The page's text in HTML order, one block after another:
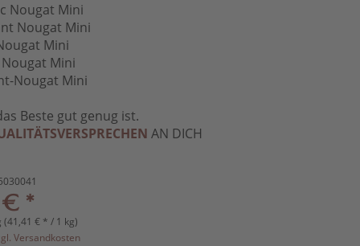
Nougat Mini
Nougat Mini
Mini
Nougat Mini
Nougat Mini
Beste gut genug ist.
AN DICH
€ *
(41,41 € * / 1 kg)
Versandkosten